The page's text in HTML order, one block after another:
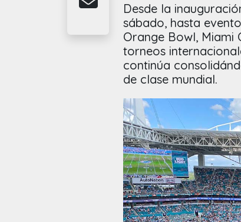
Desde la
sábado, hasta
Orange Bowl, Miami
torneos
continúa
de clase mundial.